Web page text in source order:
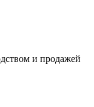
и продажей